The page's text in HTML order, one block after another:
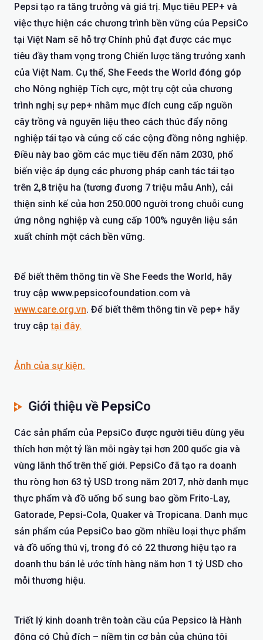
Pepsi tạo ra tăng trưởng và giá trị. Mục tiêu PEP+ và
việc thực hiện các chương trình bền vững của PepsiCo
tại Việt Nam sẽ hỗ trợ Chính phủ đạt được các mục
tiêu đầy tham vọng trong Chiến lược tăng trưởng xanh
của Việt Nam. Cụ thể, She Feeds the World đóng góp
cho Nông nghiệp Tích cực, một trụ cột của chương
trình nghị sự pep+ nhằm mục đích cung cấp nguồn
cây trồng và nguyên liệu theo cách thúc đẩy nông
nghiệp tái tạo và củng cố các cộng đồng nông nghiệp.
Điều này bao gồm các mục tiêu đến năm 2030, phổ
biến việc áp dụng các phương pháp canh tác tái tạo
trên 2,8 triệu ha (tương đương 7 triệu mẫu Anh), cải
thiện sinh kế của hơn 250.000 người trong chuỗi cung
ứng nông nghiệp và cung cấp 100% nguyên liệu sản
xuất chính một cách bền vững.
Để biết thêm thông tin về She Feeds the World, hãy
truy cập www.pepsicofoundation.com và
www.care.org.vn. Để biết thêm thông tin về pep+ hãy
truy cậptại đây.
Ảnh của sự kiện.
Giới thiệu về PepsiCo
Các sản phẩm của PepsiCo được người tiêu dùng yêu
thích hơn một tỷ lần mỗi ngày tại hơn 200 quốc gia và
vùng lãnh thổ trên thế giới. PepsiCo đã tạo ra doanh
thu ròng hơn 63 tỷ USD trong năm 2017, nhờ danh mục
thực phẩm và đồ uống bổ sung bao gồm Frito-Lay,
Gatorade, Pepsi-Cola, Quaker và Tropicana. Danh mục
sản phẩm của PepsiCo bao gồm nhiều loại thực phẩm
và đồ uống thú vị, trong đó có 22 thương hiệu tạo ra
doanh thu bán lẻ ước tính hàng năm hơn 1 tỷ USD cho
mỗi thương hiệu.
Triết lý kinh doanh trên toàn cầu của Pepsico là Hành
động có Chủ đích – niềm tin cơ bản của chúng tôi